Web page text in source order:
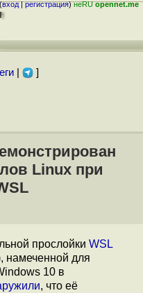
вход|регистрация)неRUopennet.me
| ]
Linux при
прослойки WSL
намеченной для
10 в
, что её